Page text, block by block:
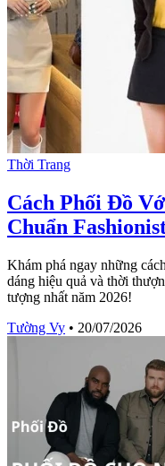
Thời Trang
Cách Phối Đồ
Chuẩn
Khám phá ngay những
dáng hiệu quả và thời
tượng nhất năm 2026!
Tường Vy • 20/07/2026